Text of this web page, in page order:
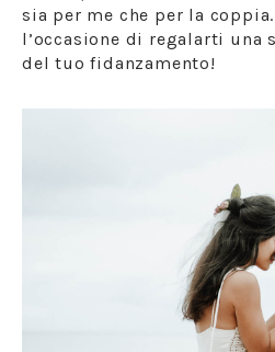
sia per me che per la
l’occasione di regalarti una
del tuo fidanzamento!